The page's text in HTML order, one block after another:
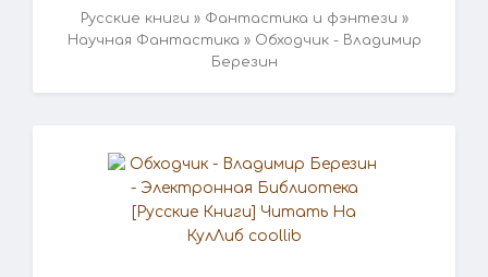
Русские книги » Фантастика и фэнтези »
Научная Фантастика » Обходчик - Владимир
Березин